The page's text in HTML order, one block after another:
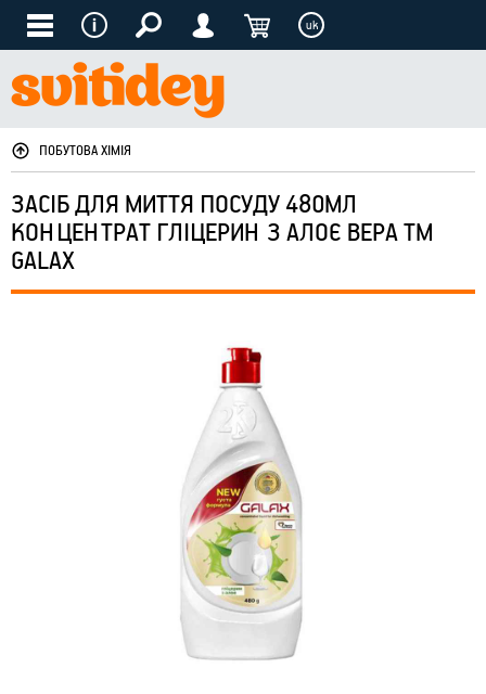
uk
ПОБУТОВА ХІМІЯ
ЗАСІБ ДЛЯ МИТТЯ ПОСУДУ 480МЛ
КОНЦЕНТРАТ ГЛІЦЕРИН З АЛОЄ ВЕРА ТМ
GALAX